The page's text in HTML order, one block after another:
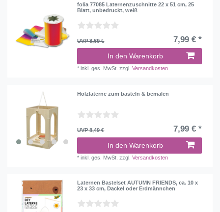
folia 77085 Laternenzuschnitte 22 x 51 cm, 25
Blatt, unbedruckt, weiß
UVP 8,69 € 7,99 € *
In den Warenkorb
*inkl. ges. MwSt. zzgl.Versandkosten
Holzlaterne zum basteln & bemalen
UVP 8,49 € 7,99 € *
In den Warenkorb
*inkl. ges. MwSt. zzgl.Versandkosten
Laternen Bastelset AUTUMN FRIENDS, ca. 10 x
23 x 33 cm, Dackel oder Erdmännchen